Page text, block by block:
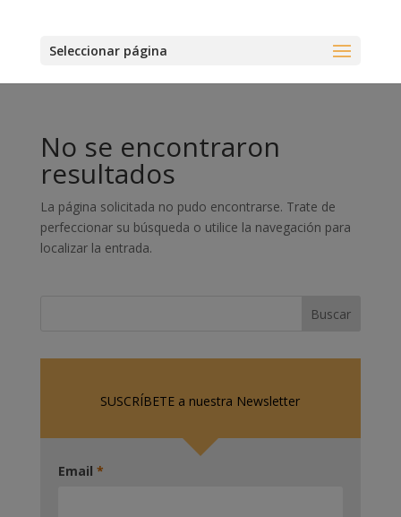
Seleccionar página
No se encontraron
resultados
La página solicitada no pudo encontrarse. Trate de
perfeccionar su búsqueda o utilice la navegación para
localizar la entrada.
SUSCRÍBETE a nuestra Newsletter
Email *